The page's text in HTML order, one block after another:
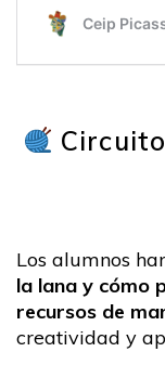
Los alumnos
la lana y cómo
recursos de
creatividad y